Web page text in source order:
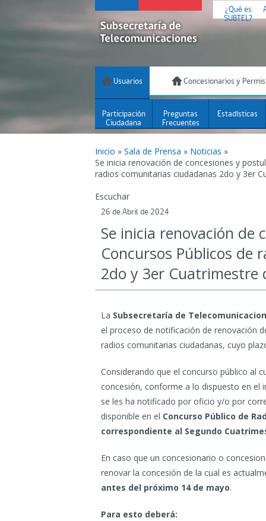
¿Qué es
SUBTEL?
Usuarios Concesionarios y
Participación
Ciudadana
Preguntas
Frecuentes
Estadísticas
Inicio » Sala de Prensa » Noticias »
Se inicia renovación de concesiones y
radios comunitarias ciudadanas 2do y 3er
Escuchar
26 de Abril de 2024
Se inicia renovación de
Concursos Públicos de
2do y 3er Cuatrimestre
La Subsecretaría de
el proceso de notificación de renovación
radios comunitarias ciudadanas, cuyo
Considerando que el concurso público al
concesión, conforme a lo dispuesto en el
se les ha notificado por oficio y/o por
disponible en el Concurso Público de
correspondiente al Segundo
En caso que un concesionario o
renovar la concesión de la cual es
antes del próximo 14 de mayo.
Para esto deberá: